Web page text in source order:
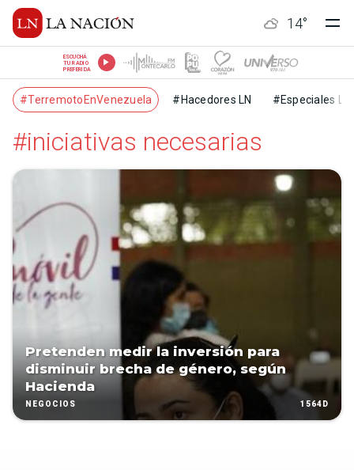
14°
ESCUCHÁ
TU RADIO
PREFERIDA
#TerremotoEnVenezuela #Hacedores LN #Especiales LN
#iniciativas necesarias
Pretenden medir la inversión para
disminuir brecha de género, según
Hacienda
NEGOCIOS 1564D